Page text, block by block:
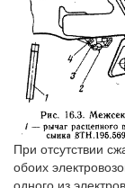
При отсутствии
обоих
одного из